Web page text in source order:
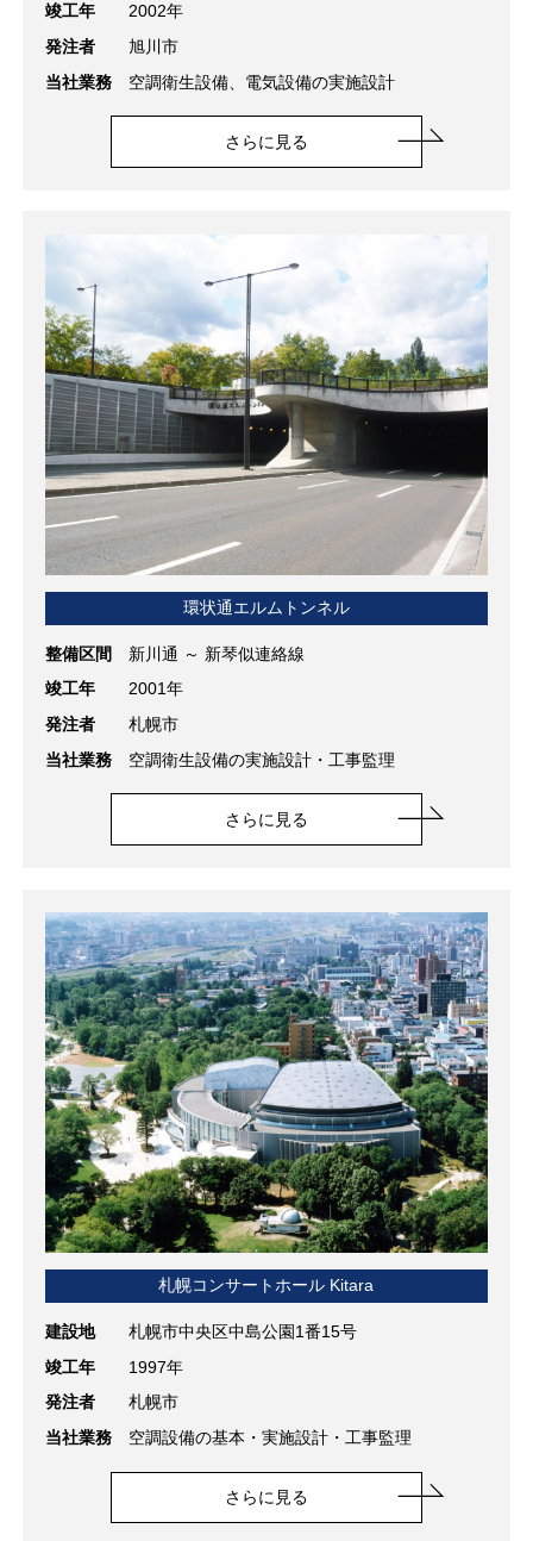
竣工年
2002年
発注者
旭川市
当社業務
空調衛生設備、電気設備の実施設計
さらに見る
環状通エルムトンネル
整備区間
新川通 ～ 新琴似連絡線
竣工年
2001年
発注者
札幌市
当社業務
空調衛生設備の実施設計・工事監理
さらに見る
札幌コンサートホール Kitara
建設地
札幌市中央区中島公園1番15号
竣工年
1997年
発注者
札幌市
当社業務
空調設備の基本・実施設計・工事監理
さらに見る